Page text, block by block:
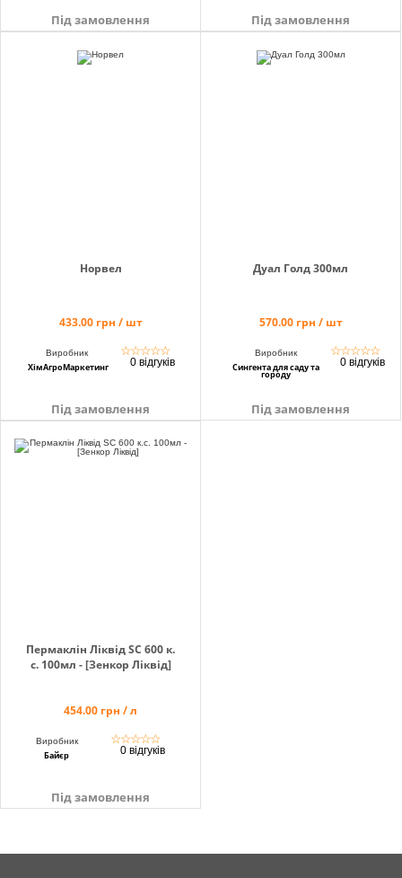
733 0Під замовлення Під замовлення
Норвел
433.00 грн / шт
Виробник
ХімАгроМаркетинг
☆☆☆☆☆
0 відгуків
Під замовлення
Дуал Голд 300мл
570.00 грн / шт
Виробник
Сингента для саду та
городу
☆☆☆☆☆
0 відгуків
Під замовлення
Пермаклін Ліквід SC 600 к.
с. 100мл - [Зенкор Ліквід]
454.00 грн / л
Виробник
Байєр
☆☆☆☆☆
0 відгуків
Під замовлення